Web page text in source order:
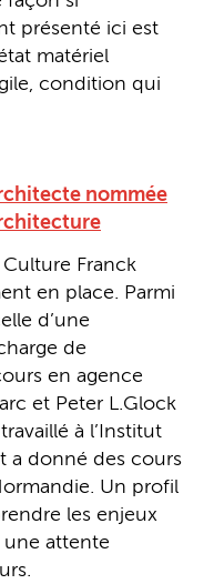
présenté ici est
matériel
condition qui
nommée
Franck
en place. Parmi
d’une
de
en agence
et Peter L.Glock
à l’Institut
a donné des cours
Un profil
les enjeux
une attente